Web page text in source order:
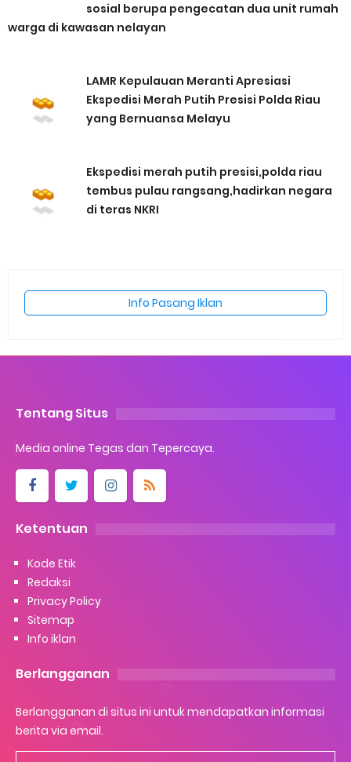
sosial berupa pengecatan dua unit rumah
warga di kawasan nelayan
LAMR Kepulauan Meranti Apresiasi
Ekspedisi Merah Putih Presisi Polda Riau
yang Bernuansa Melayu
Ekspedisi merah putih presisi,polda riau
tembus pulau rangsang,hadirkan negara
di teras NKRI
Info Pasang Iklan
Tentang Situs
Media online Tegas dan Tepercaya.
Ketentuan
Kode Etik
Redaksi
Privacy Policy
Sitemap
Info iklan
Berlangganan
Berlangganan di situs ini untuk mendapatkan informasi
berita via email.